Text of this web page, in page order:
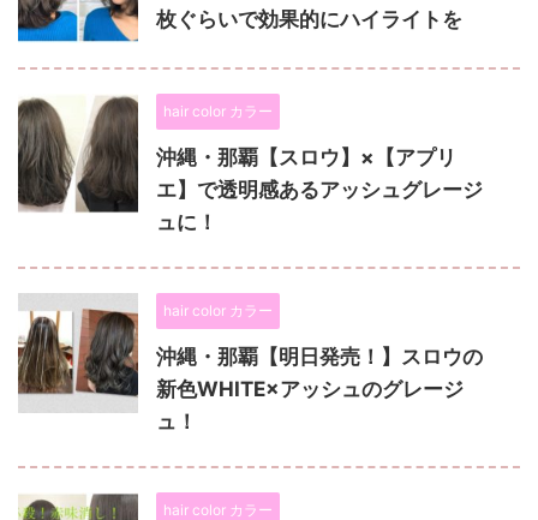
枚ぐらいで効果的にハイライトを
hair color カラー
沖縄・那覇【スロウ】×【アプリ
エ】で透明感あるアッシュグレージ
ュに！
hair color カラー
沖縄・那覇【明日発売！】スロウの
新色WHITE×アッシュのグレージ
ュ！
hair color カラー